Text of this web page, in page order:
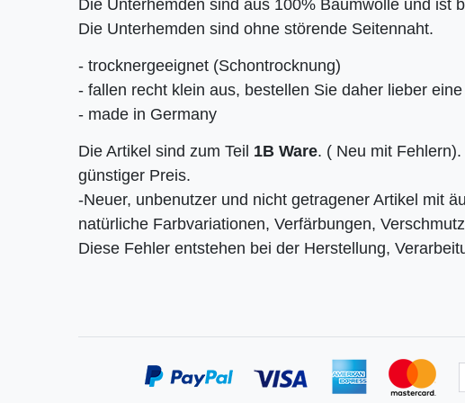
Die Unterhemden sind aus 100% Baumwolle und ist
Die Unterhemden sind ohne störende Seitennaht.
- trocknergeeignet (Schontrocknung)
- fallen recht klein aus, bestellen Sie daher lieber
- made in Germany
Die Artikel sind zum Teil 1B Ware. ( Neu mit
günstiger Preis.
-Neuer, unbenutzer und nicht getragener Artikel mit
natürliche Farbvariationen, Verfärbungen,
Diese Fehler entstehen bei der Herstellung,